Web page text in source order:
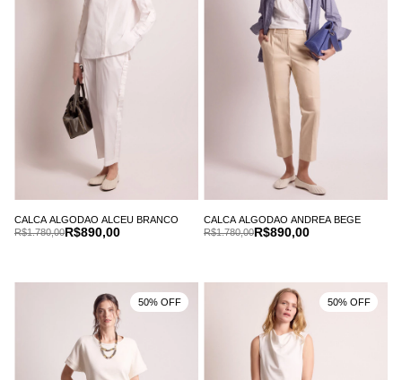
CALCA ALGODAO ALCEU BRANCO
R$890,00
R$1.780,00
CALCA ALGODAO ANDREA BEGE
R$890,00
R$1.780,00
50% OFF 50% OFF